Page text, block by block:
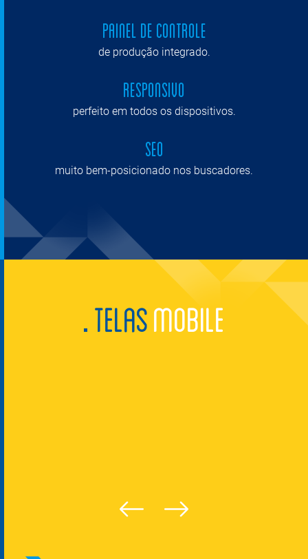
Painel de Controle
de produção integrado.
Responsivo
perfeito em todos os dispositivos.
SEO
muito bem-posicionado nos buscadores.
TELASMOBILE